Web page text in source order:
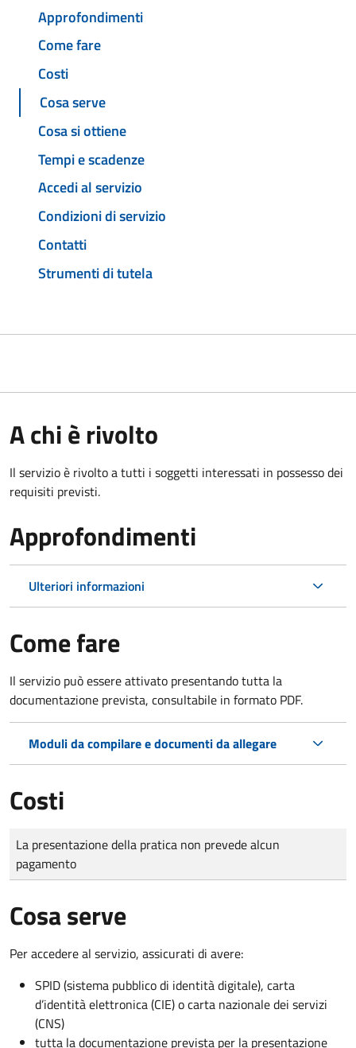
Approfondimenti
Come fare
Costi
Cosa serve
Cosa si ottiene
Tempi e scadenze
Accedi al servizio
Condizioni di servizio
Contatti
Strumenti di tutela
A chi è rivolto
Il servizio è rivolto a tutti i soggetti interessati in possesso dei
requisiti previsti.
Approfondimenti
Ulteriori informazioni
Come fare
Il servizio può essere attivato presentando tutta la
documentazione prevista, consultabile in formato PDF.
Moduli da compilare e documenti da allegare
Costi
Tipo di pagamento
Importo
La presentazione della pratica non prevede alcun
pagamento
Cosa serve
Per accedere al servizio, assicurati di avere:
SPID (sistema pubblico di identità digitale), carta
d’identità elettronica (CIE) o carta nazionale dei servizi
(CNS)
tutta la documentazione prevista per la presentazione